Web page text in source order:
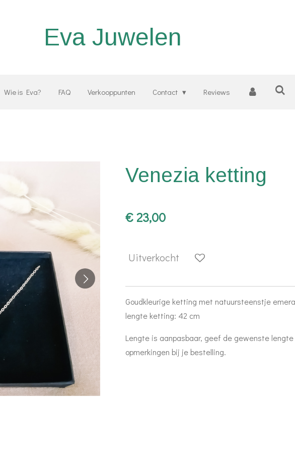
Eva Juwelen
Wie is Eva? FAQ Verkooppunten Contact Reviews
Venezia ketting
€ 23,00
Uitverkocht
Goudkleurige ketting met natuursteenstje
lengte ketting: 42 cm
Lengte is aanpasbaar, geef de gewenste lengte
opmerkingen bij je bestelling.